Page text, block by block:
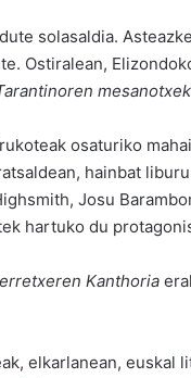
solasaldia.
Ostiralean,
osaturiko
hainbat
Josu
hartuko du
Kanthoria
elkarlanean, euskal